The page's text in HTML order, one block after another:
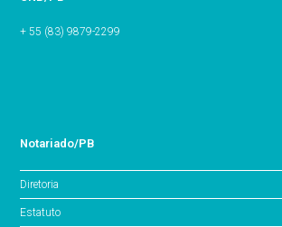
+ 55 (83) 9879-2299
Notariado/PB
Diretoria
Estatuto